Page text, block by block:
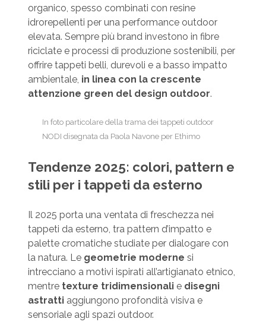
organico, spesso combinati con resine
idrorepellenti per una performance outdoor
elevata. Sempre più brand investono in fibre
riciclate e processi di produzione sostenibili, per
offrire tappeti belli, durevoli e a basso impatto
ambientale, in linea con la crescente
attenzione green del design outdoor.
In foto particolare della trama dei tappeti outdoor
NODI disegnata da Paola Navone per Ethimo
Tendenze 2025: colori, pattern e
stili per i tappeti da esterno
Il 2025 porta una ventata di freschezza nei
tappeti da esterno, tra pattern d’impatto e
palette cromatiche studiate per dialogare con
la natura. Le geometrie moderne si
intrecciano a motivi ispirati all’artigianato etnico,
mentre texture tridimensionaliedisegni
astrattiaggiungono profondità visiva e
sensoriale agli spazi outdoor.